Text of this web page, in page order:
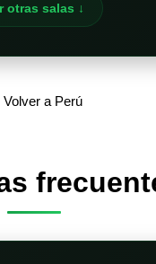
otras salas ↓
a Perú